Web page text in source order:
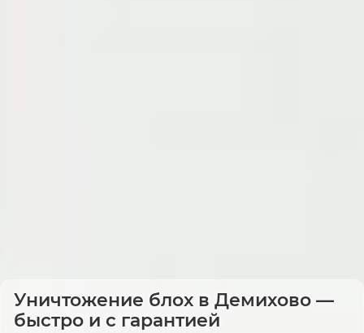
Уничтожение блох в Демихово —
быстро и с гарантией